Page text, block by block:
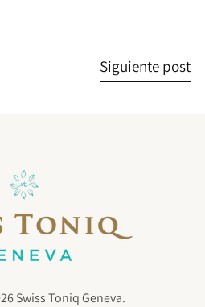
Siguiente post
Swiss Toniq Geneva.